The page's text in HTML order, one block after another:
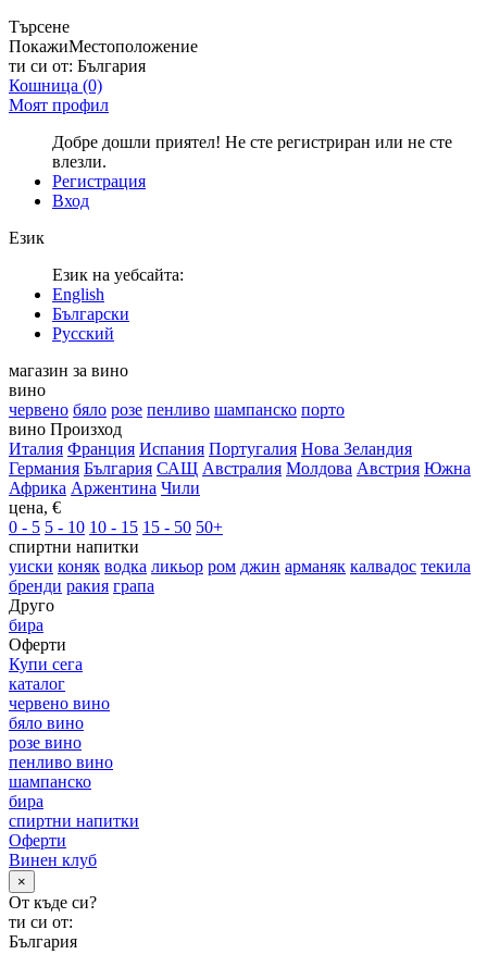
Търсене
ПокажиМестоположение
ти си от: България
Кошница (0)
Моят профил
Добре дошли приятел! Не сте регистриран или не сте
влезли.
Регистрация
Вход
Език
Език на уебсайта:
English
Български
Русский
магазин за вино
вино
червено бяло розе пенливо шампанско порто
вино Произход
Италия Франция Испания Португалия Нова Зеландия
Германия България САЩ Австралия Молдова Австрия Южна
Африка Аржентина Чили
цена, €
0 - 5 5 - 10 10 - 15 15 - 50 50+
спиртни напитки
уиски коняк водка ликьор ром джин арманяк калвадос текила
бренди ракия грапа
Друго
бира
Оферти
Купи сега
каталог
червено вино
бяло вино
розе вино
пенливо вино
шампанско
бира
спиртни напитки
Оферти
Винен клуб
×
От къде си?
ти си от:
България